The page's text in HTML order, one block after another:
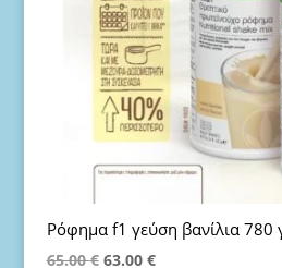
Ρόφημα f1 γεύση βανίλια 780
65.00€ Original
63.00 €Η